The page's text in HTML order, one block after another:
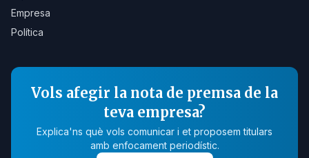
Empresa
Política
Vols afegir la nota de premsa de la
teva empresa?
Explica'ns què vols comunicar i et proposem titulars
amb enfocament periodístic.